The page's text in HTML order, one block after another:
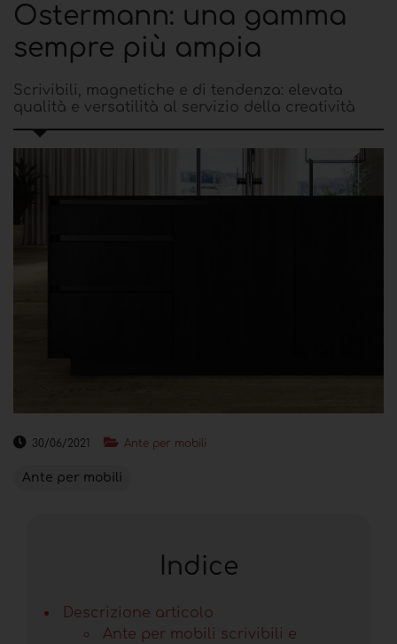
Ostermann: una gamma
sempre più ampia
Scrivibili, magnetiche e di tendenza: elevata
qualità e versatilità al servizio della creatività
30/06/2021 Ante per mobili
Ante per mobili
Indice
Descrizione articolo
Ante per mobili scrivibili e